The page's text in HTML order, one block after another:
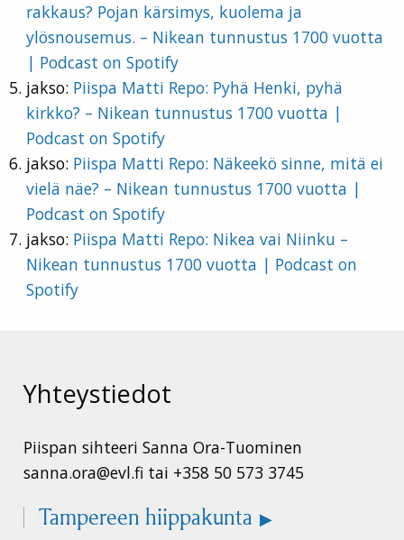
rakkaus? Pojan kärsimys, kuolema ja
ylösnousemus. – Nikean tunnustus 1700 vuotta
| Podcast on Spotify
jakso: Piispa Matti Repo: Pyhä Henki, pyhä
kirkko? – Nikean tunnustus 1700 vuotta |
Podcast on Spotify
jakso: Piispa Matti Repo: Näkeekö sinne, mitä ei
vielä näe? – Nikean tunnustus 1700 vuotta |
Podcast on Spotify
jakso: Piispa Matti Repo: Nikea vai Niinku –
Nikean tunnustus 1700 vuotta | Podcast on
Spotify
Yhteystiedot
Piispan sihteeri Sanna Ora-Tuominen
sanna.ora@evl.fi tai +358 50 573 3745
Tampereen hiippakunta